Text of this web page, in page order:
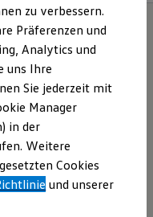
finden
& konfigurieren
zu verbessern.
Präferenzen und
Analytics und
uns Ihre
Sie jederzeit mit
Manager
in der
Weitere
Cookies
und unserer